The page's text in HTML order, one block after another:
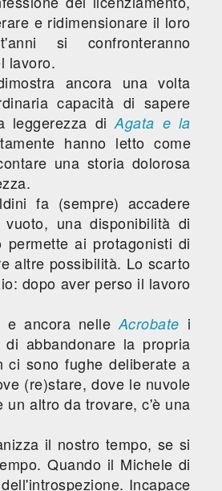
e ridimensionare il loro
si confronteranno
lavoro.
ancora una volta
capacità di sapere
leggerezza diAgata e la
hanno letto come
una storia dolorosa
fa (sempre) accadere
una disponibilità di
permette ai protagonisti di
altre possibilità. Lo scarto
dopo aver perso il lavoro
e ancora nelle Acrobate i
abbandonare la propria
ci sono fughe deliberate a
(re)stare, dove le nuvole
un altro da trovare, c'è una
il nostro tempo, se si
Quando il Michele di
Incapace